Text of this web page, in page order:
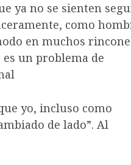
ya no se sienten
como
en muchos
un problema de
yo, incluso como
de lado”. Al